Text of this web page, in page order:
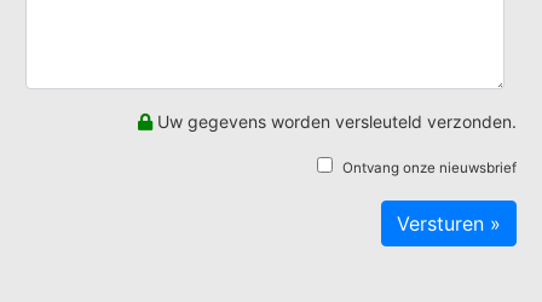
Uw gegevens worden versleuteld verzonden.
Ontvang onze nieuwsbrief